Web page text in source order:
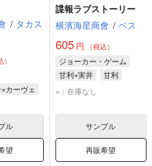
/ タカス
）
カーヴェ
ル
望
諜報ラブストーリー
横濱海星商會 / ベス
605円 （税込）
ジョーカー・ゲーム
甘利×実井
甘利
実井
×：在庫なし
サンプル
再販希望